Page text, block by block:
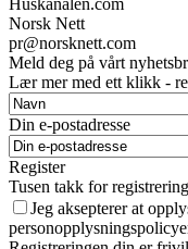
Huskanalen.com
Norsk Nett
pr@norsknett.com
Meld deg på vårt
Lær mer med ett klikk -
Din e-postadresse
Register
Tusen takk for
Jeg aksepterer at